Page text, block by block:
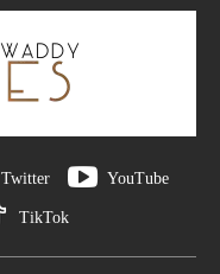
Twitter YouTube
TikTok